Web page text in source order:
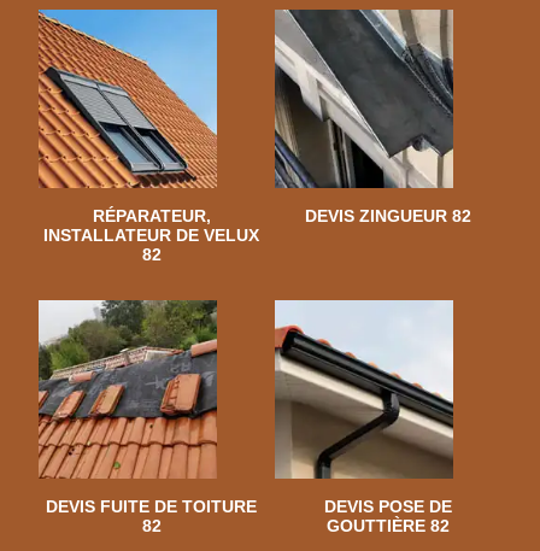
RÉPARATEUR,
INSTALLATEUR DE VELUX
82
DEVIS ZINGUEUR 82
DEVIS FUITE DE TOITURE
82
DEVIS POSE DE
GOUTTIÈRE 82